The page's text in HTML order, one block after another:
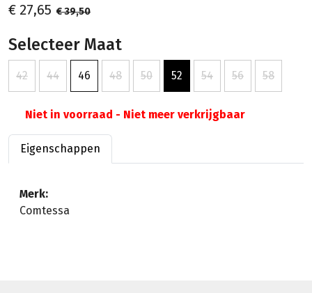
€ 27,65 € 39,50
Selecteer Maat
42 44 46 48 50 52 54 56 58
Niet in voorraad - Niet meer verkrijgbaar
Eigenschappen
Merk:
Comtessa